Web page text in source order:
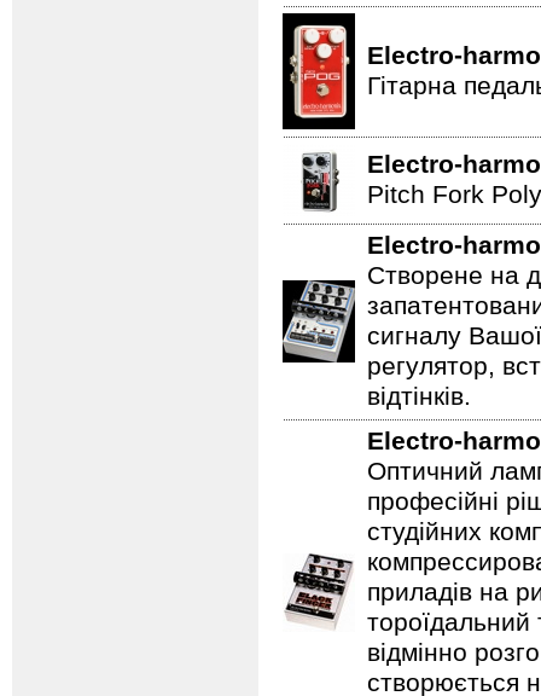
Electro-
Гітарна
Electro-
Pitch Fork
Electro-
Створене на
сигналу
регулятор,
відтінків.
Electro-
Оптичний
професійні
студійних
приладів на
відмінно
створюється